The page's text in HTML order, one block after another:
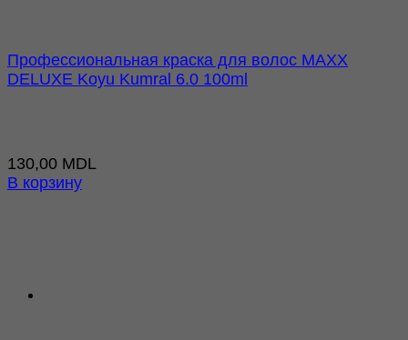
Профессиональная краска для волос MAXX
DELUXE Koyu Kumral 6.0 100ml
130,00 MDL
В корзину